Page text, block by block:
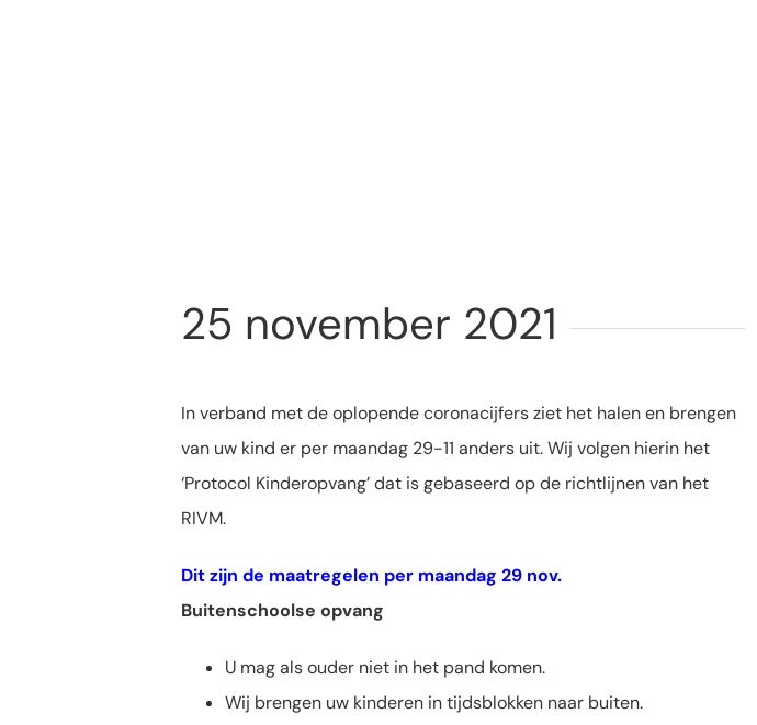
25 november 2021
In verband met de oplopende coronacijfers ziet het halen en brengen
van uw kind er per maandag 29-11 anders uit. Wij volgen hierin het
‘Protocol Kinderopvang’ dat is gebaseerd op de richtlijnen van het
RIVM.
Dit zijn de maatregelen per maandag 29 nov.
Buitenschoolse opvang
U mag als ouder niet in het pand komen.
Wij brengen uw kinderen in tijdsblokken naar buiten.